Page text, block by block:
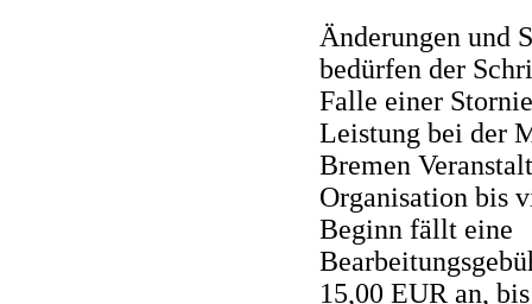
Änderungen und
bedürfen der
Falle einer
Leistung bei der
Bremen
Organisation bis
Beginn fällt eine
15,00 EUR an,